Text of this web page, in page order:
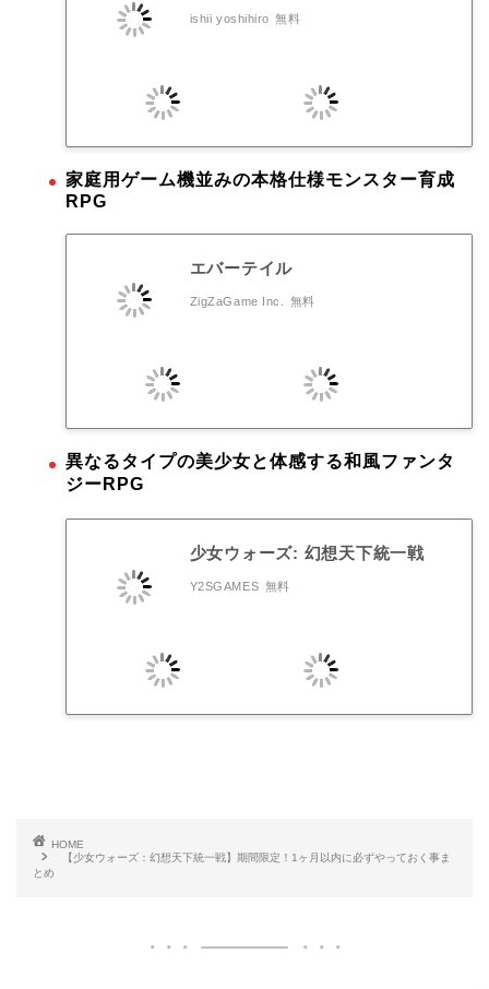
ishii yoshihiro 無料
家庭用ゲーム機並みの本格仕様モンスター育成
RPG
エバーテイル
ZigZaGame Inc. 無料
異なるタイプの美少女と体感する和風ファンタ
ジーRPG
少女ウォーズ: 幻想天下統一戦
Y2SGAMES 無料
HOME
【少女ウォーズ：幻想天下統一戦】期間限定！1ヶ月以内に必ずやっておく事ま
とめ